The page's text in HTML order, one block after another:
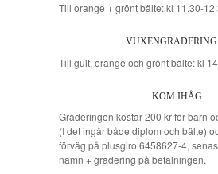
Till orange + grönt bälte: kl 11.30-
Till gult, orange och grönt bälte: kl
KOM IHÅG:
Graderingen kostar 200 kr för barn
(I det ingår både diplom och bälte)
förväg på plusgiro 6458627-4,
namn + gradering på betalningen.